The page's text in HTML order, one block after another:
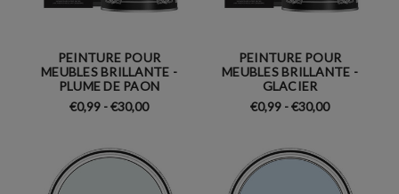
PEINTURE POUR
MEUBLES BRILLANTE -
PLUME DE PAON
€0,99 - €30,00
PEINTURE POUR
MEUBLES BRILLANTE -
GLACIER
€0,99 - €30,00